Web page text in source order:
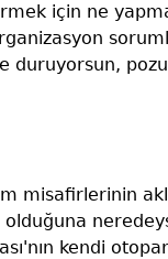
için ne
duruyorsun,
misafirlerinin
olduğuna
kendi